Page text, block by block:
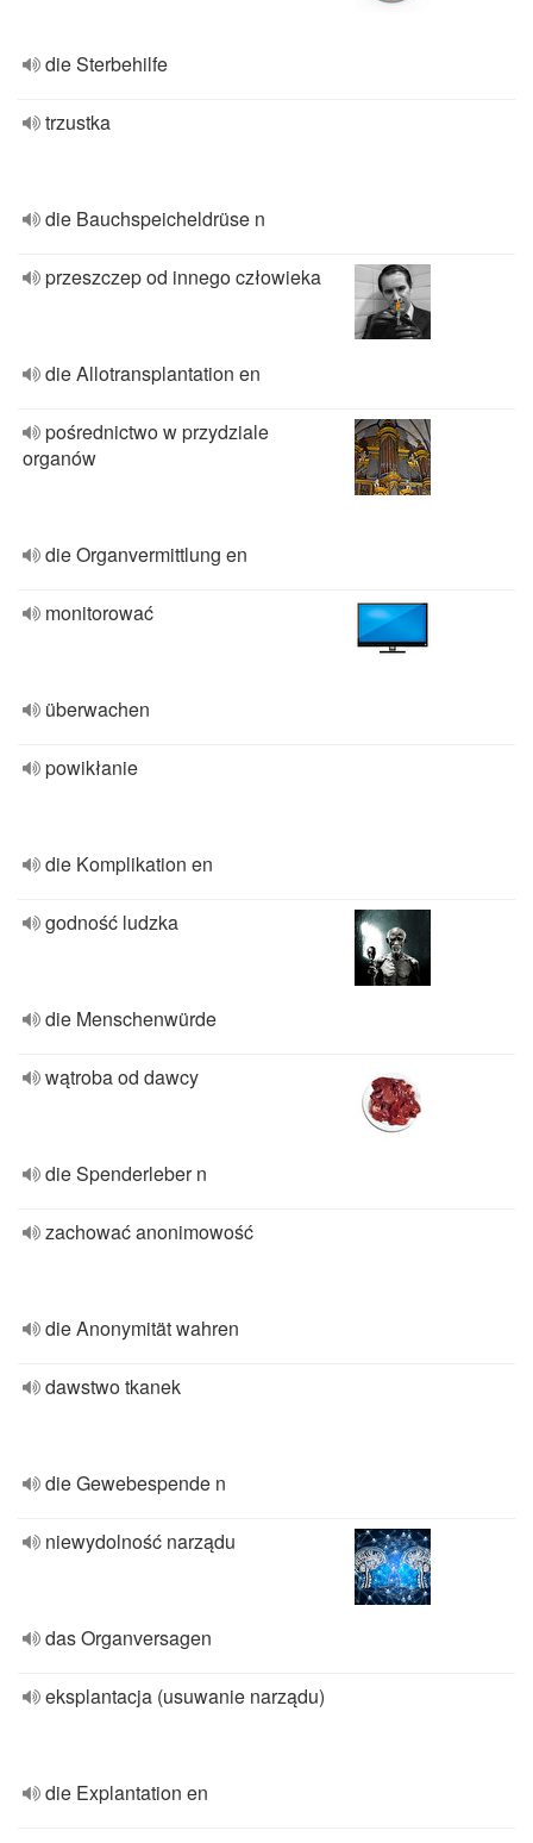
die Sterbehilfe
trzustka
die Bauchspeicheldrüse n
przeszczep od innego człowieka
die Allotransplantation en
pośrednictwo w przydziale
organów
die Organvermittlung en
monitorować
überwachen
powikłanie
die Komplikation en
godność ludzka
die Menschenwürde
wątroba od dawcy
die Spenderleber n
zachować anonimowość
die Anonymität wahren
dawstwo tkanek
die Gewebespende n
niewydolność narządu
das Organversagen
eksplantacja (usuwanie narządu)
die Explantation en